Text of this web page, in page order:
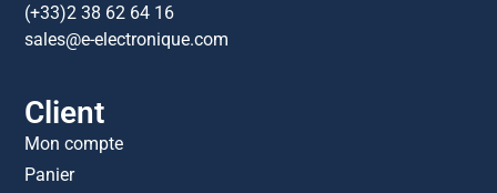
(+33)2 38 62 64 16
sales@e-electronique.com
Client
Mon compte
Panier